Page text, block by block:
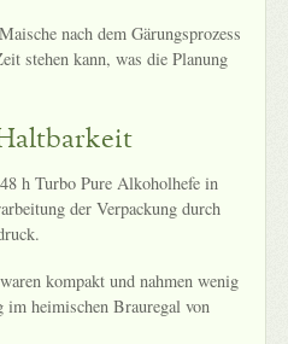
nach dem Gärungsprozess
stehen kann, was die Planung
h Turbo Pure Alkoholhefe in
der Verpackung durch
kompakt und nahmen wenig
im heimischen Brauregal von